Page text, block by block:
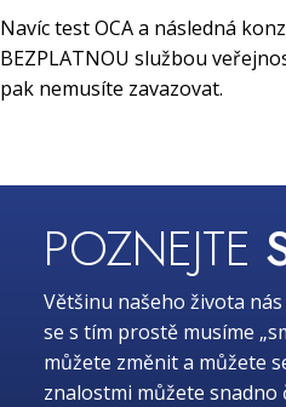
Navíc test OCA a následná
BEZPLATNOU službou
pak nemusíte zavazovat.
POZNEJTE
Většinu našeho života
se s tím prostě musíme
můžete změnit a můžete
znalostmi můžete snadno